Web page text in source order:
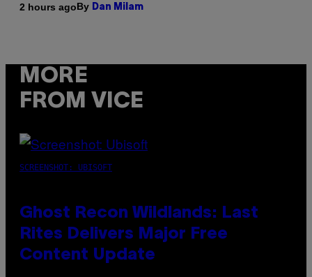
2 hours agoBy Dan Milam
MORE
FROM VICE
SCREENSHOT: UBISOFT
Ghost Recon Wildlands: Last
Rites Delivers Major Free
Content Update